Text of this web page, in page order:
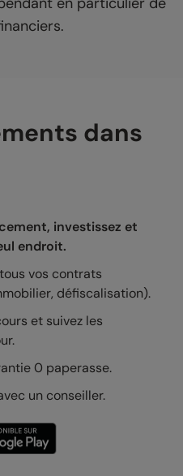
dans
investissez et
endroit.
vos contrats
défiscalisation).
et suivez les
0 paperasse.
un conseiller.